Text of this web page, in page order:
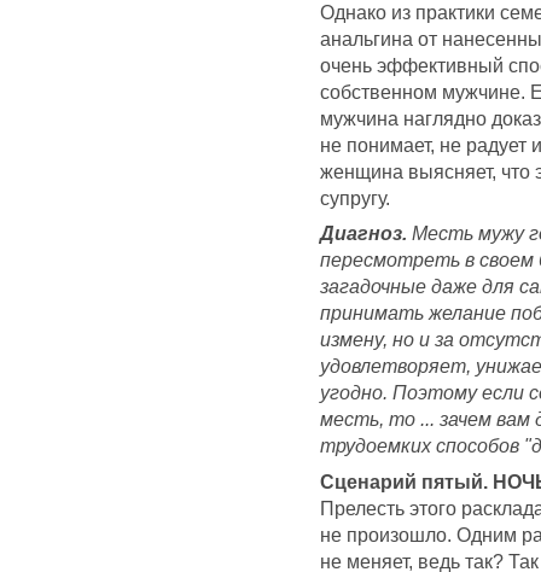
Однако из практики
анальгина от
очень эффективный
собственном мужчине.
мужчина наглядно
не понимает, не радует
женщина выясняет, что
супругу.
Диагноз. Месть мужу
пересмотреть в
загадочные даже для
принимать желание
измену, но и за
удовлетворяет,
угодно. Поэтому если
месть, то ... зачем вам
трудоемких способов
Сценарий пятый.
Прелесть этого
не произошло. Одним
не меняет, ведь так?